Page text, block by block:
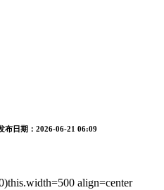
布日期：2026-06-21 06:09
align=center